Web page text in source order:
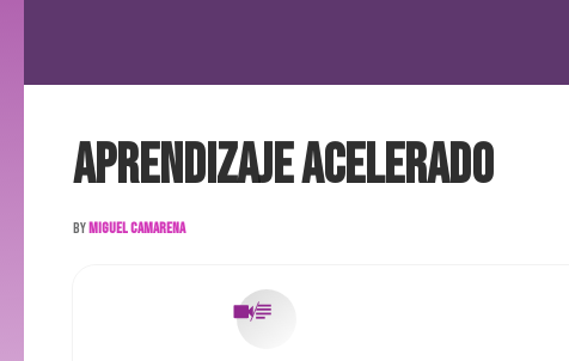
Aprendizaje acelerado
ByMiguel Camarena